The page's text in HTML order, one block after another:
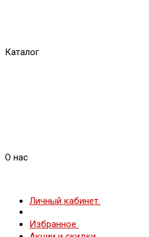
Каталог
О нас
Личный кабинет
Избранное